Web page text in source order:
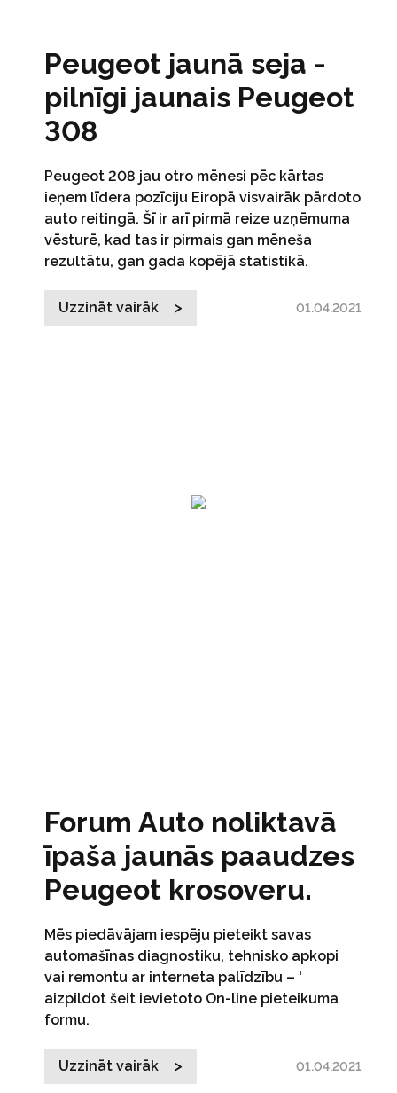
Peugeot jaunā seja -
pilnīgi jaunais Peugeot
308
Peugeot 208 jau otro mēnesi pēc kārtas
ieņem līdera pozīciju Eiropā visvairāk pārdoto
auto reitingā. Šī ir arī pirmā reize uzņēmuma
vēsturē, kad tas ir pirmais gan mēneša
rezultātu, gan gada kopējā statistikā.
Uzzināt vairāk > 01.04.2021
Forum Auto noliktavā
īpaša jaunās paaudzes
Peugeot krosoveru.
Mēs piedāvājam iespēju pieteikt savas
automašīnas diagnostiku, tehnisko apkopi
vai remontu ar interneta palīdzību – '
aizpildot šeit ievietoto On-line pieteikuma
formu.
Uzzināt vairāk > 01.04.2021